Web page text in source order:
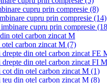
cupru prin compresie (8)
cupru prin compresie (14)
cupru prin compresie
otel carbon zincat M
otel carbon zincat M (7)
drepte din otel carbon zincat FE
drepte din otel carbon zincat FI M
cot din otel carbon zincat M (1)
teu din otel carbon zincat M (8)